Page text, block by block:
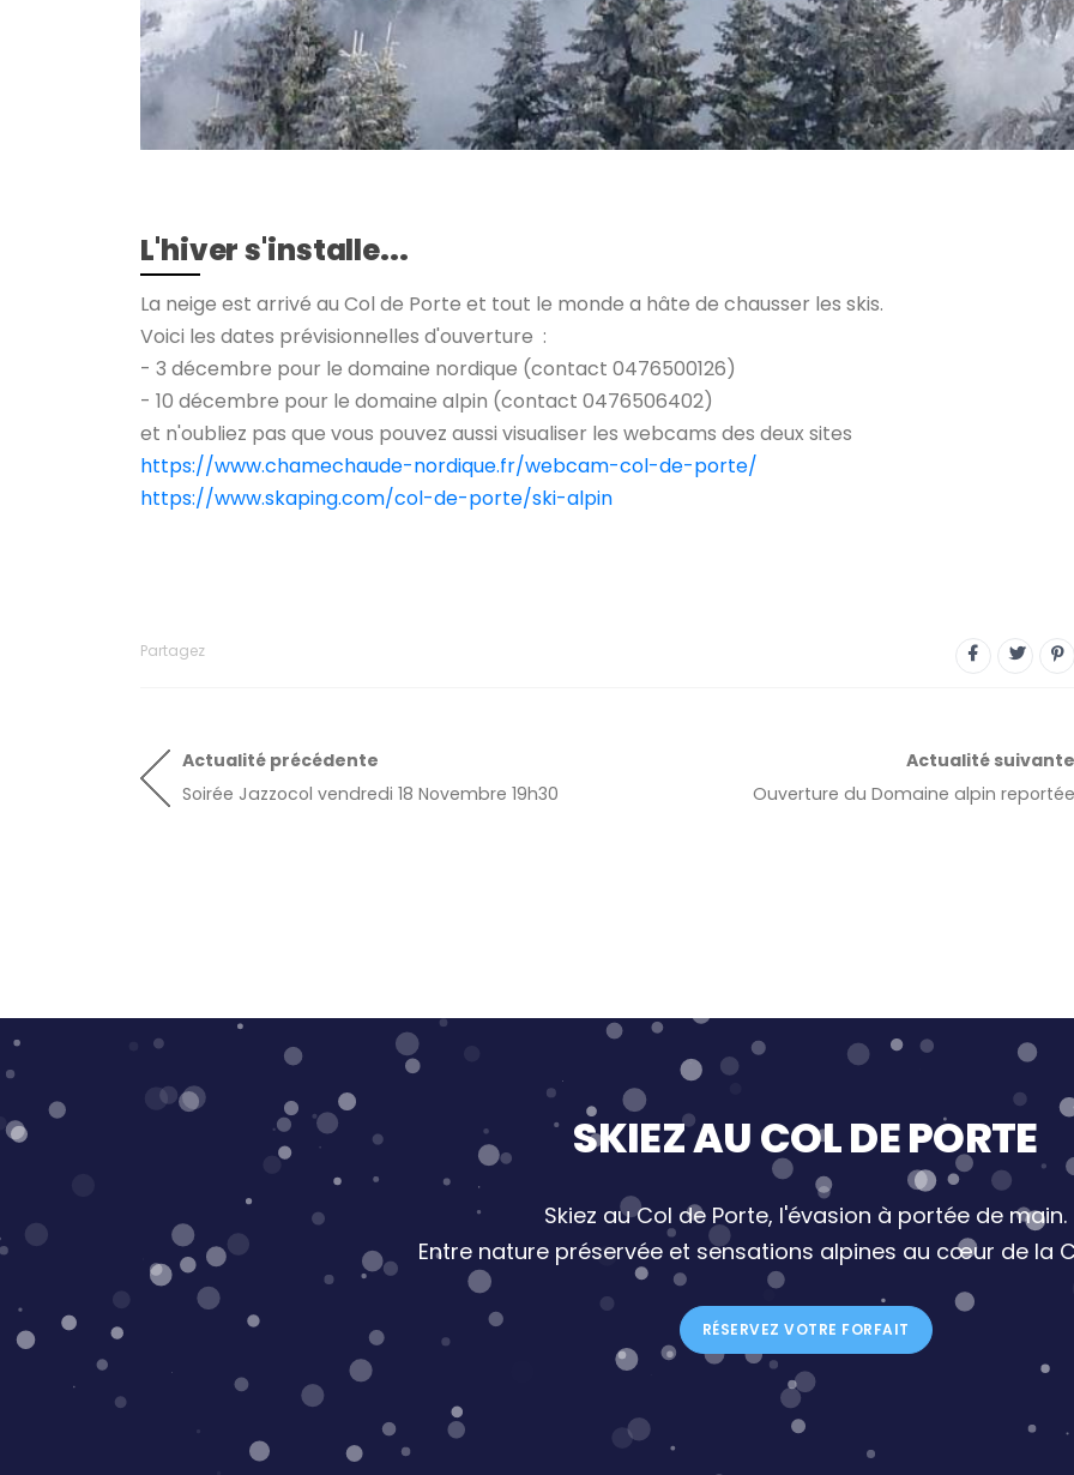
L'hiver s'installe...
La neige est arrivé au Col de Porte et tout le monde a hâte de chausser les skis.
Voici les dates prévisionnelles d'ouverture :
- 3 décembre pour le domaine nordique (contact 0476500126)
- 10 décembre pour le domaine alpin (contact 0476506402)
et n'oubliez pas que vous pouvez aussi visualiser les webcams des deux sites
https://www.chamechaude-nordique.fr/webcam-col-de-porte/
https://www.skaping.com/col-de-porte/ski-alpin
Partagez
Actualité précédente
Soirée Jazzocol vendredi 18 Novembre 19h30
Actualité suivante
Ouverture du Domaine alpin reportée
SKIEZ AU COL DE PORTE
Skiez au Col de Porte, l'évasion à portée de main.
Entre nature préservée et sensations alpines au cœur de la
RÉSERVEZ VOTRE FORFAIT